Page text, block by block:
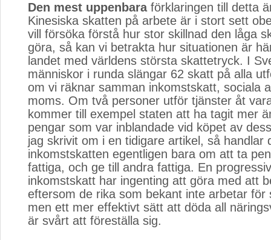
Den mest uppenbaraförklaringen till detta
Kinesiska skatten på arbete är i stort sett
vill försöka förstå hur stor skillnad den låga
göra, så kan vi betrakta hur situationen är
landet med världens största skattetryck. I
människor i runda slängar 62 skatt på alla
om vi räknar samman inkomstskatt, sociala
moms. Om två personer utför tjänster åt
kommer till exempel staten att ha tagit mer
pengar som var inblandade vid köpet av
jag skrivit om i en tidigare artikel, så handlar
inkomstskatten egentligen bara om att ta
fattiga, och ge till andra fattiga. En
inkomstskatt har ingenting att göra med att
eftersom de rika som bekant inte arbetar för
men ett mer effektivt sätt att döda all
är svårt att föreställa sig.